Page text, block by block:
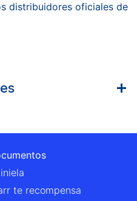
distribuidores oficiales de
te recompensa